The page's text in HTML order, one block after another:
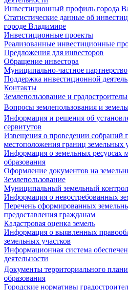
Инвестиционный профиль города
Статистические данные об
городе Владимире
Инвестиционные проекты
Реализованные инвестиционные
Предложения для инвесторов
Обращение инвестора
Муниципально-частное партнерство
Поддержка инвестиционной
Контакты
Землепользование и
Вопросы землепользования и
Информация и решения об
сервитутов
Извещения о проведении собраний
местоположения границ земельных
Информация о земельных ресурсах
образования
Оформление документов на
Землепользование
Муниципальный земельный
Информация о невостребованных
Перечень сформированных
предоставления гражданам
Кадастровая оценка земель
Информация о выявленных
земельных участков
Информационная система
деятельности
Документы территориального
образования
Городские нормативы